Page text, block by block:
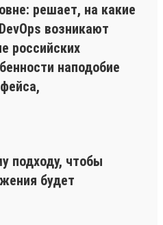
решает, на какие
возникают
российских
наподобие
подходу, чтобы
будет